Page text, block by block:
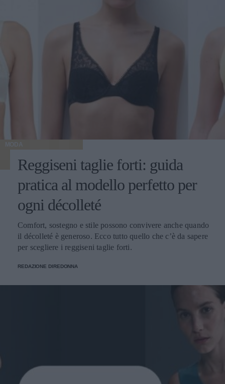
MODA
Reggiseni taglie forti: guida
pratica al modello perfetto per
ogni décolleté
Comfort, sostegno e stile possono convivere anche quando
il décolleté è generoso. Ecco tutto quello che c’è da sapere
per scegliere i reggiseni taglie forti.
REDAZIONE DIREDONNA